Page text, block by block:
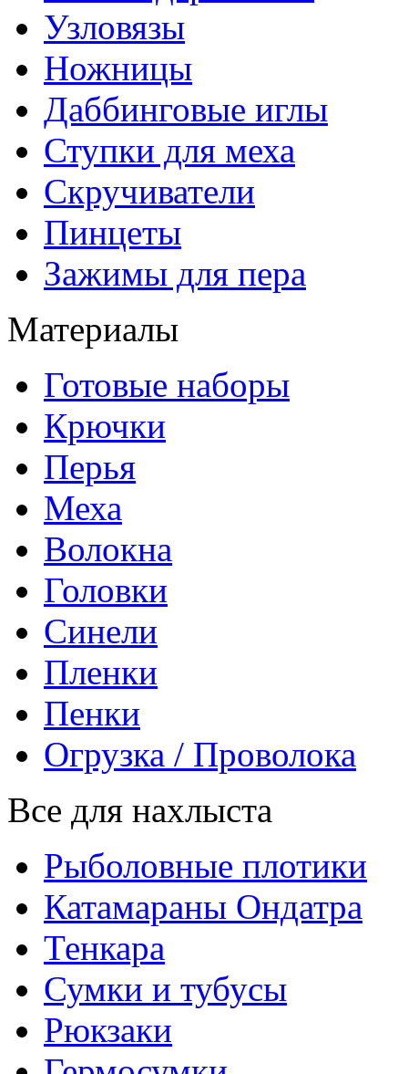
Узловязы
Ножницы
Даббинговые иглы
Ступки для меха
Скручиватели
Пинцеты
Зажимы для пера
Материалы
Готовые наборы
Крючки
Перья
Меха
Волокна
Головки
Синели
Пленки
Пенки
Огрузка / Проволока
Все для нахлыста
Рыболовные плотики
Катамараны Ондатра
Тенкара
Сумки и тубусы
Рюкзаки